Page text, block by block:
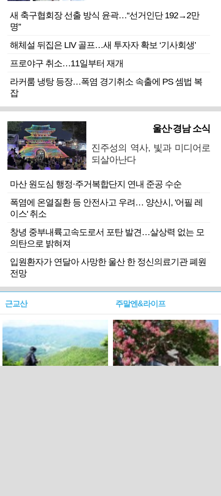
새 축구협회장 선출 방식 윤곽…“선거인단 192→2만
명”
해체설 뒤집은 LIV 골프…새 투자자 확보 ‘기사회생’
프로야구 취소…11일부터 재개
라커룸 냉탕 등장…폭염 경기취소 속출에 PS 셈법 복
잡
울산·경남 소식
진주성의 역사, 빛과 미디어로
되살아난다
마산 원도심 행정·주거복합단지 연내 준공 수순
폭염에 온열질환 등 안전사고 우려… 양산시, '어필 레
이스' 취소
창녕 중부내륙고속도로서 포탄 발견…살상력 없는 모
의탄으로 밝혀져
입원환자가 연달아 사망한 울산 한 정신의료기관 폐원
전망
근교산 주말엔&라이프